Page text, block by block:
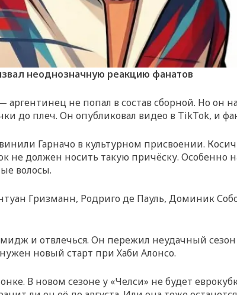
неоднозначную реакцию фанатов
не попал в состав сборной. Но он
до плеч. Он опубликовал видео в TikTok, и
Гарначо в культурном присвоении.
не должен носить такую причёску.
волосы.
Гризманн, Родриго де Пауль, Доминик
и отвлечься. Он пережил неудачный
новый старт при Хаби Алонсо.
В новом сезоне у «Челси» не будет